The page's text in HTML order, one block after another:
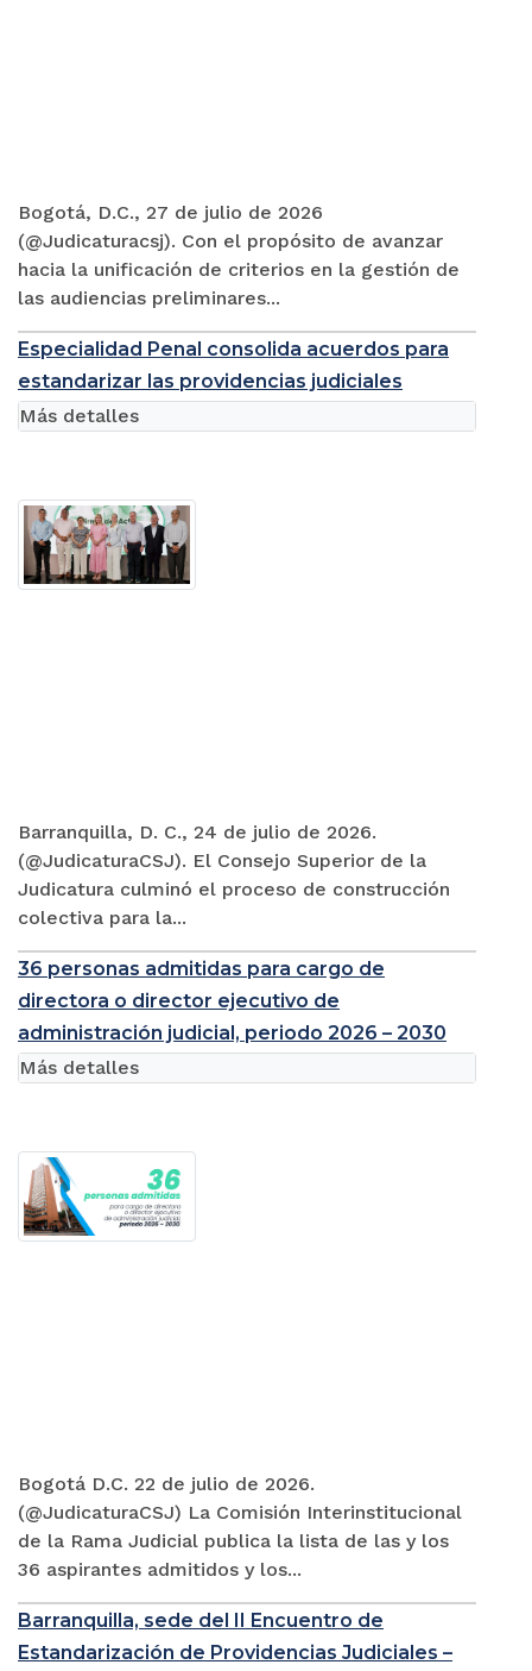
Bogotá, D.C., 27 de julio de 2026
(@Judicaturacsj). Con el propósito de avanzar
hacia la unificación de criterios en la gestión de
las audiencias preliminares...
Especialidad Penal consolida acuerdos para
estandarizar las providencias judiciales
Barranquilla, D. C., 24 de julio de 2026.
(@JudicaturaCSJ). El Consejo Superior de la
Judicatura culminó el proceso de construcción
colectiva para la...
Más detalles
36 personas admitidas para cargo de
directora o director ejecutivo de
administración judicial, periodo 2026 – 2030
Bogotá D.C. 22 de julio de 2026.
(@JudicaturaCSJ) La Comisión Interinstitucional
de la Rama Judicial publica la lista de las y los
36 aspirantes admitidos y los...
Más detalles
Barranquilla, sede del II Encuentro de
Estandarización de Providencias Judiciales –